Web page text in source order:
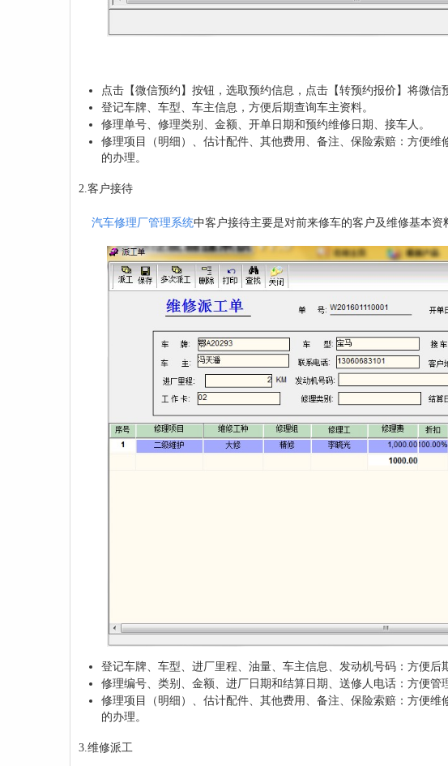
点击【微信预约】按钮，选取预约信息，点击【转预约报价】将微信
登记车牌、车型、车主信息，方便后期查询车主资料。
修理单号、修理类别、金额、开单日期和预约维修日期、接车人。
修理项目（明细）、估计配件、其他费用、备注、保险索赔：方便
的办理。
2.客户接待
汽车修理厂管理系统中客户接待主要是对前来修车的客户及维修基本资
登记车牌、车型、进厂里程、油量、车主信息、发动机号码：方便后
修理编号、类别、金额、进厂日期和结算日期、送修人电话：方便管
修理项目（明细）、估计配件、其他费用、备注、保险索赔：方便
的办理。
3.维修派工